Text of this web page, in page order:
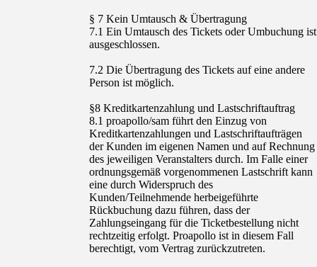
§ 7 Kein Umtausch & Übertragung
7.1 Ein Umtausch des Tickets oder Umbuchung ist
ausgeschlossen.
7.2 Die Übertragung des Tickets auf eine andere
Person ist möglich.
§8 Kreditkartenzahlung und Lastschriftauftrag
8.1 proapollo/sam führt den Einzug von
Kreditkartenzahlungen und Lastschriftaufträgen
der Kunden im eigenen Namen und auf Rechnung
des jeweiligen Veranstalters durch. Im Falle einer
ordnungsgemäß vorgenommenen Lastschrift kann
eine durch Widerspruch des
Kunden/Teilnehmende herbeigeführte
Rückbuchung dazu führen, dass der
Zahlungseingang für die Ticketbestellung nicht
rechtzeitig erfolgt. Proapollo ist in diesem Fall
berechtigt, vom Vertrag zurückzutreten.